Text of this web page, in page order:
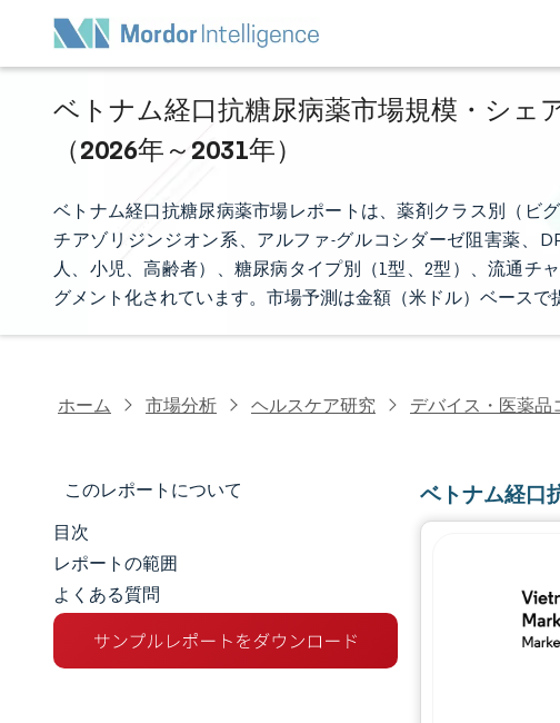
ベトナム経口抗糖尿病薬市場規模・シェ
（2026年～2031年）
ベトナム経口抗糖尿病薬市場レポートは、薬剤クラス別（ビ
チアゾリジンジオン系、アルファ-グルコシダーゼ阻害薬、
人、小児、高齢者）、糖尿病タイプ別（1型、2型）、流通チ
グメント化されています。市場予測は金額（米ドル）ベースで
ホーム 市場分析 ヘルスケア研究 デバイス・医薬品
このレポートについて
市場規模とシェア
市場分析
トレンドとインサイト
目次
レポートの範囲
よくある質問
ベトナム経口